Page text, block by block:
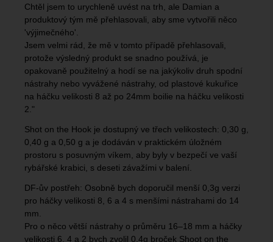
Chtěl jsem to urychleně uvést na trh, ale Damian a
produktový tým mě přehlasovali, aby sme vytvořili něco
'výjimečného'.
Jsem velmi rád, že mě v tomto případě přehlasovali,
protože výsledný produkt se snadno používá, je
opakovaně použitelný a hodí se na jakýkoliv druh spodní
nástrahy nebo vyvážené nástrahy, od plastové kukuřice
na háčku velikosti 8 až po 24mm boilie na háčku velikosti
2."
Shot on the Hook je dostupný ve třech velikostech: 0,30 g,
0,40 g a 0,50 g a je dodáván v praktickém úložném
prostoru s posuvným víkem, aby byly v bezpečí ve vaší
rybářské krabici, s deseti závažími v balení.
DF-ův postřeh: Osobně bych doporučil menší 0,3g verzi
pro háčky velikosti 8, 6 a 4 s menšími nástrahami do 14
mm.
Pro o něco větší nástrahy o průměru 16–18 mm a háčky
velikosti 6, 4 a 2 bych zvolil 0,4g broček Shoot on the